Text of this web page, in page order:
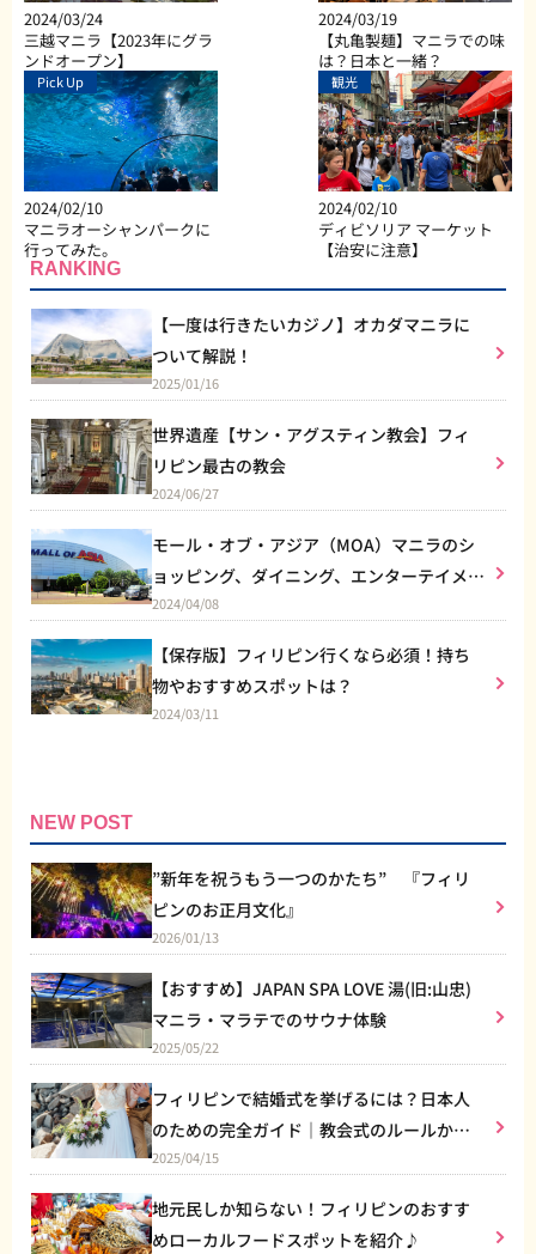
2024/03/24
三越マニラ【2023年にグラ
ンドオープン】
2024/03/19
【丸亀製麺】マニラでの味
は？日本と一緒？
Pick Up
2024/02/10
マニラオーシャンパークに
行ってみた。
観光
2024/02/10
ディビソリア マーケット
【治安に注意】
RANKING
【一度は行きたいカジノ】オカダマニラに
ついて解説！
2025/01/16
世界遺産【サン・アグスティン教会】フィ
リピン最古の教会
2024/06/27
モール・オブ・アジア（MOA）マニラのシ
ョッピング、ダイニング、エンターテイメン
トなど総合施設
2024/04/08
【保存版】フィリピン行くなら必須！持ち
物やおすすめスポットは？
2024/03/11
NEW POST
”新年を祝うもう一つのかたち” 『フィリ
ピンのお正月文化』
2026/01/13
【おすすめ】JAPAN SPA LOVE 湯(旧:山忠)
マニラ・マラテでのサウナ体験
2025/05/22
フィリピンで結婚式を挙げるには？日本人
のための完全ガイド｜教会式のルールから
リゾート婚まで
2025/04/15
地元民しか知らない！フィリピンのおすす
めローカルフードスポットを紹介♪